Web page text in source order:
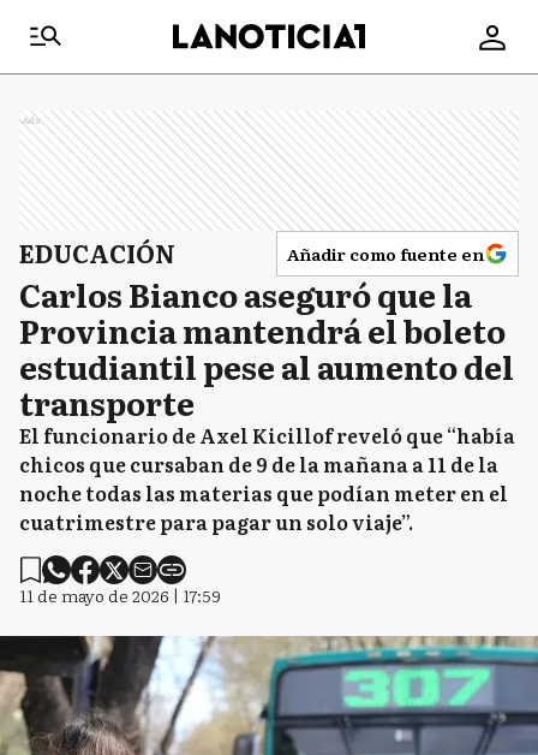
Ads
EDUCACIÓN Añadir como fuente en
Carlos Bianco aseguró que la
Provincia mantendrá el boleto
estudiantil pese al aumento del
transporte
El funcionario de Axel Kicillof reveló que “había
chicos que cursaban de 9 de la mañana a 11 de la
noche todas las materias que podían meter en el
cuatrimestre para pagar un solo viaje”.
11 de mayo de 2026 | 17:59